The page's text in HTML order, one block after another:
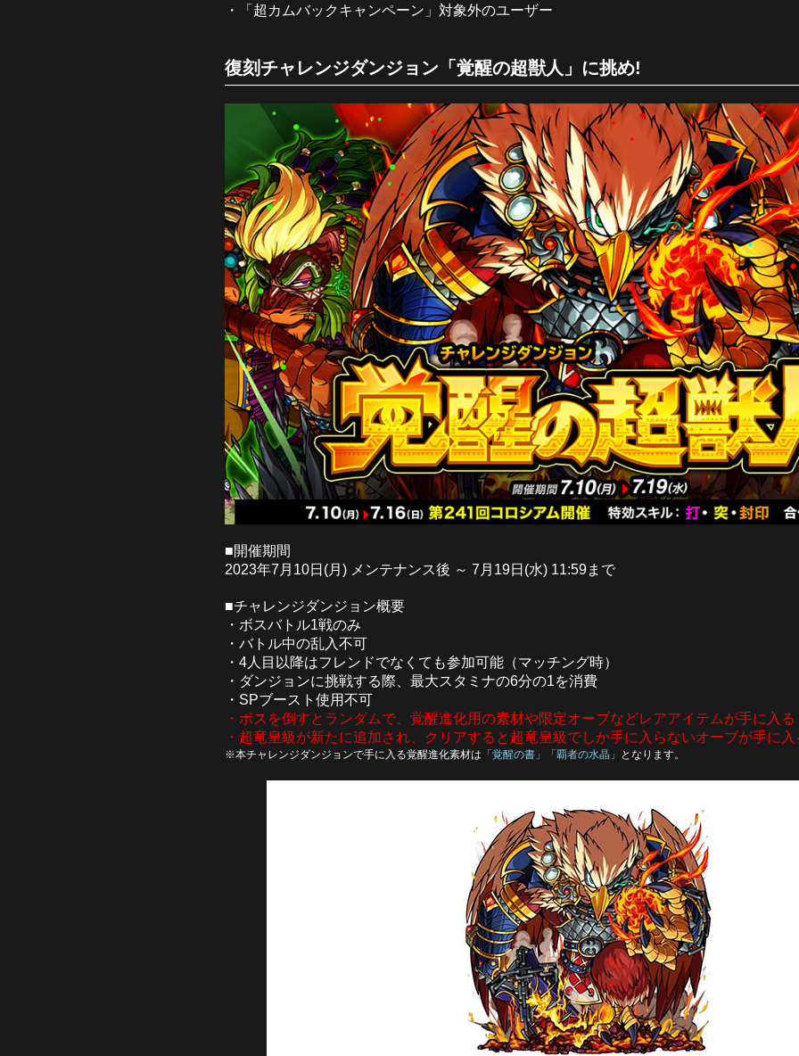
・「超カムバックキャンペーン」対象外のユーザー
復刻チャレンジダンジョン「覚醒の超獣人」に挑め!
■開催期間
2023年7月10日(月) メンテナンス後 ～ 7月19日(水) 11:59まで
■チャレンジダンジョン概要
・ボスバトル1戦のみ
・バトル中の乱入不可
・4人目以降はフレンドでなくても参加可能（マッチング時）
・ダンジョンに挑戦する際、最大スタミナの6分の1を消費
・SPブースト使用不可
・ボスを倒すとランダムで、覚醒進化用の素材や限定オーブなどレアアイテムが手に入る
・超竜皇級が新たに追加され、クリアすると超竜皇級でしか手に入らないオーブが手に入
※本チャレンジダンジョンで手に入る覚醒進化素材は 「覚醒の書」「覇者の水晶」 となります。